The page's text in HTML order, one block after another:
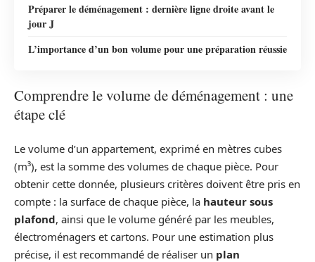
Préparer le déménagement : dernière ligne droite avant le
jour J
L’importance d’un bon volume pour une préparation réussie
Comprendre le volume de déménagement : une
étape clé
Le volume d’un appartement, exprimé en mètres cubes
(m³), est la somme des volumes de chaque pièce. Pour
obtenir cette donnée, plusieurs critères doivent être pris en
compte : la surface de chaque pièce, la hauteur sous
plafond, ainsi que le volume généré par les meubles,
électroménagers et cartons. Pour une estimation plus
précise, il est recommandé de réaliser un plan